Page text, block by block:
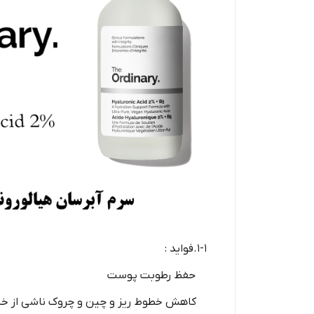
1-1.فواید :
حفظ رطوبت پوست
کاهش خطوط ریز و چین و چروک ناشی از